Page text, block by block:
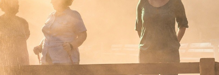
Dansk Deutsch
Español Français
Italiano Magyar
Nederlands 日本語